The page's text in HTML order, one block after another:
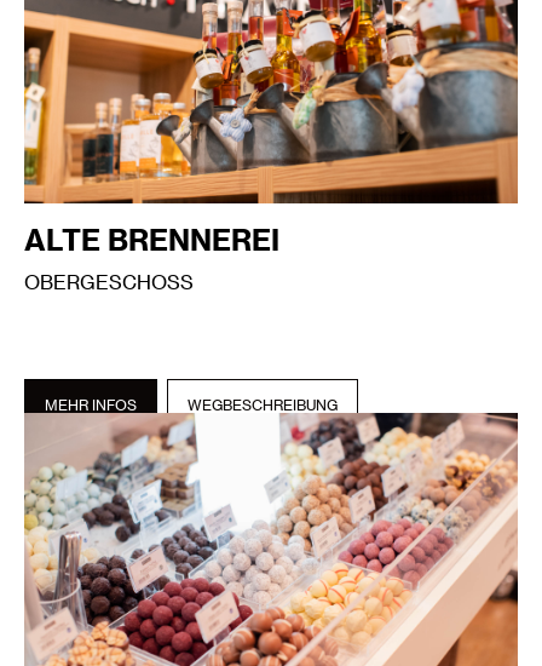
ALTE BRENNEREI
OBERGESCHOSS
MEHR INFOS WEGBESCHREIBUNG